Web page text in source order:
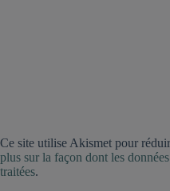
Ce site utilise Akismet pour
plus sur la façon dont les
traitées.